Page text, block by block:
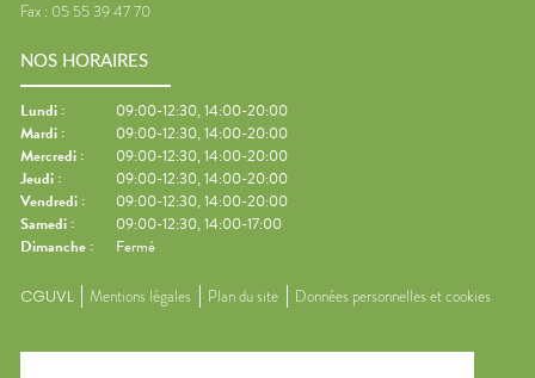
Fax : 05 55 39 47 70
NOS HORAIRES
Lundi :
09:00-12:30, 14:00-20:00
Mardi :
09:00-12:30, 14:00-20:00
Mercredi :
09:00-12:30, 14:00-20:00
Jeudi :
09:00-12:30, 14:00-20:00
Vendredi :
09:00-12:30, 14:00-20:00
Samedi :
09:00-12:30, 14:00-17:00
Dimanche : Fermé
CGUVL Mentions légales Plan du site Données personnelles et cookies